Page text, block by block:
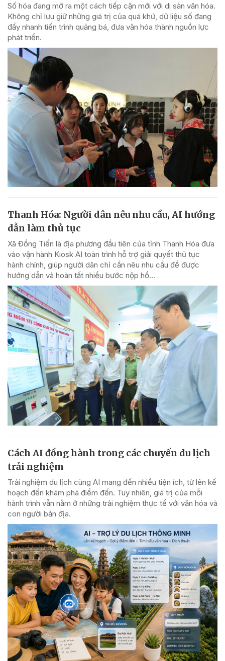
Số hóa đang mở ra một cách tiếp cận mới với di sản văn hóa.
Không chỉ lưu giữ những giá trị của quá khứ, dữ liệu số đang
đẩy nhanh tiến trình quảng bá, đưa văn hóa thành nguồn lực
phát triển.
Thanh Hóa: Người dân nêu nhu cầu, AI hướng
dẫn làm thủ tục
Xã Đồng Tiến là địa phương đầu tiên của tỉnh Thanh Hóa đưa
vào vận hành Kiosk AI toàn trình hỗ trợ giải quyết thủ tục
hành chính, giúp người dân chỉ cần nêu nhu cầu để được
hướng dẫn và hoàn tất nhiều bước nộp hồ...
Cách AI đồng hành trong các chuyến du lịch
trải nghiệm
Trải nghiệm du lịch cùng AI mang đến nhiều tiện ích, từ lên kế
hoạch đến khám phá điểm đến. Tuy nhiên, giá trị của mỗi
hành trình vẫn nằm ở những trải nghiệm thực tế với văn hóa và
con người bản địa.